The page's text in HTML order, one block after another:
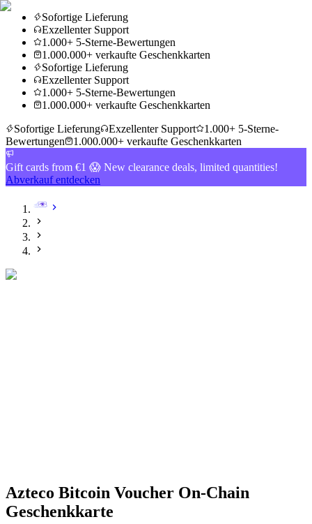
Sofortige Lieferung
Exzellenter Support
1.000+ 5-Sterne-Bewertungen
1.000.000+ verkaufte Geschenkkarten
Sofortige Lieferung
Exzellenter Support
1.000+ 5-Sterne-Bewertungen
1.000.000+ verkaufte Geschenkkarten
Sofortige Lieferung
Exzellenter Support
1.000+ 5-Sterne-
Bewertungen
1.000.000+ verkaufte Geschenkkarten
Gift cards from €1 😱 New clearance deals, limited quantities!
Abverkauf entdecken
Azteco Bitcoin Voucher On-Chain
Geschenkkarte